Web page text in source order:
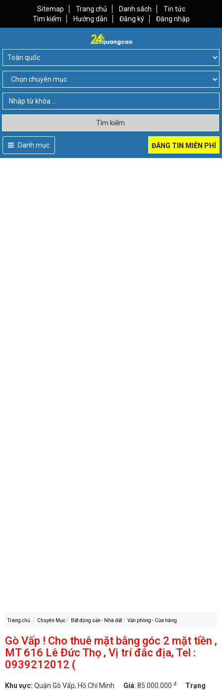
Sitemap Trang chủ Danh sách
Tin tức
Tìm kiếm
Hướng dẫn Đăng ký Đăng nhập
Tìm kiếm
Danh mục ĐĂNG TIN MIỄN PHÍ
Trang chủ Chuyên Mục Bất động sản - Nhà đất Văn phòng - Cửa hàng
Gò Vấp ! Cho thuê mặt bằng góc 2 mặt tiền ,
MT 616 Lê Đức Thọ , Vị trí đắc địa, Tel :
0939212012 (
Khu vực: Quận Gò Vấp, Hồ Chí Minh Giá: 85.000.000 đ
Trạng